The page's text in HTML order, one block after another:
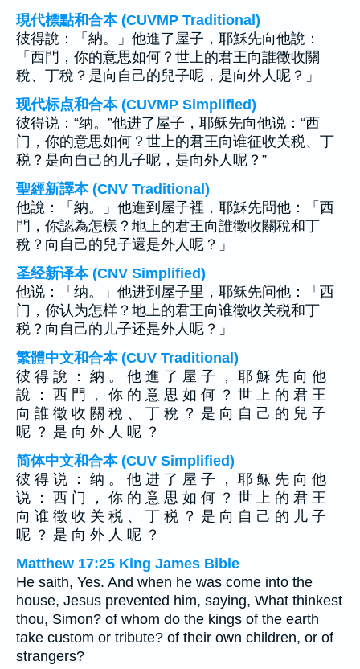
現代標點和合本 (CUVMP Traditional)
彼得說：「納。」他進了屋子，耶穌先向他說：
「西門，你的意思如何？世上的君王向誰徵收關
稅、丁稅？是向自己的兒子呢，是向外人呢？」
现代标点和合本 (CUVMP Simplified)
彼得说：“纳。”他进了屋子，耶稣先向他说：“西
门，你的意思如何？世上的君王向谁征收关税、丁
税？是向自己的儿子呢，是向外人呢？”
聖經新譯本 (CNV Traditional)
他說：「納。」他進到屋子裡，耶穌先問他：「西
門，你認為怎樣？地上的君王向誰徵收關稅和丁
稅？向自己的兒子還是外人呢？」
圣经新译本 (CNV Simplified)
他说：「纳。」他进到屋子里，耶稣先问他：「西
门，你认为怎样？地上的君王向谁徵收关税和丁
税？向自己的儿子还是外人呢？」
繁體中文和合本 (CUV Traditional)
彼 得 說 ： 納 。 他 進 了 屋 子 ， 耶 穌 先 向 他
說 ： 西 門 ﹐ 你 的 意 思 如 何 ？ 世 上 的 君 王
向 誰 徵 收 關 稅 、 丁 稅 ？ 是 向 自 己 的 兒 子
呢 ？ 是 向 外 人 呢 ？
简体中文和合本 (CUV Simplified)
彼 得 说 ： 纳 。 他 进 了 屋 子 ， 耶 稣 先 向 他
说 ： 西 门 ， 你 的 意 思 如 何 ？ 世 上 的 君 王
向 谁 徵 收 关 税 、 丁 税 ？ 是 向 自 己 的 儿 子
呢 ？ 是 向 外 人 呢 ？
Matthew 17:25 King James Bible
He saith, Yes. And when he was come into the
house, Jesus prevented him, saying, What thinkest
thou, Simon? of whom do the kings of the earth
take custom or tribute? of their own children, or of
strangers?